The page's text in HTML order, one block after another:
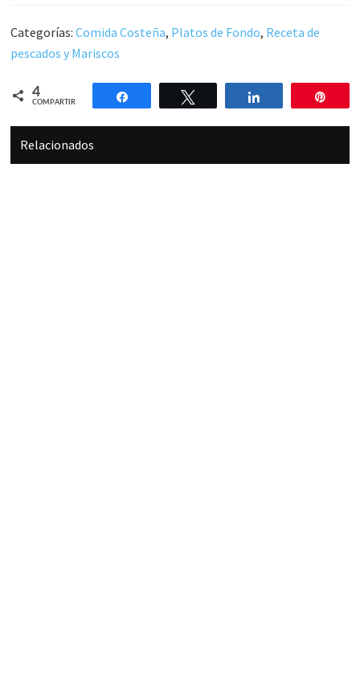
Categorías:Comida Costeña, Platos de Fondo, Receta de
pescados y Mariscos
4
COMPARTIR
Compartir Compartir
Relacionados